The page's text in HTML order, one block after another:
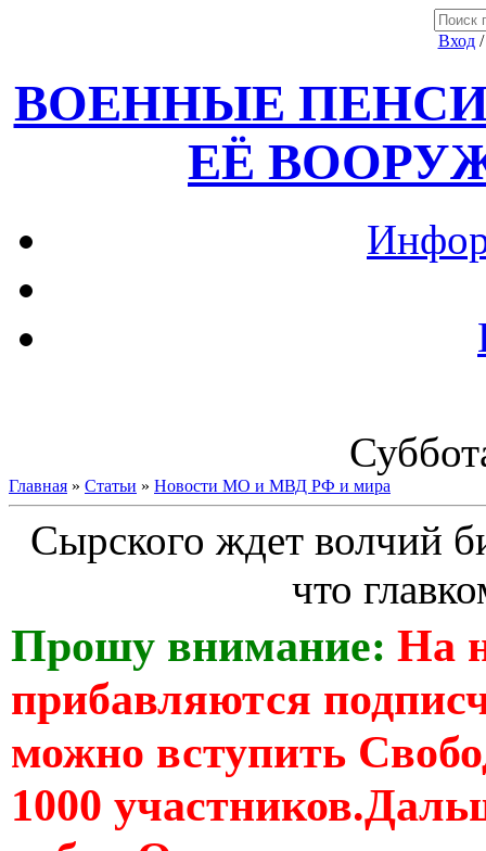
Вход
ВОЕННЫЕ
ЕЁ
Главная » Статьи » Новости МО и МВД РФ и мира
Сырского ждет волчий
что
Прошу внимание: На
прибавляются
можно вступить
1000